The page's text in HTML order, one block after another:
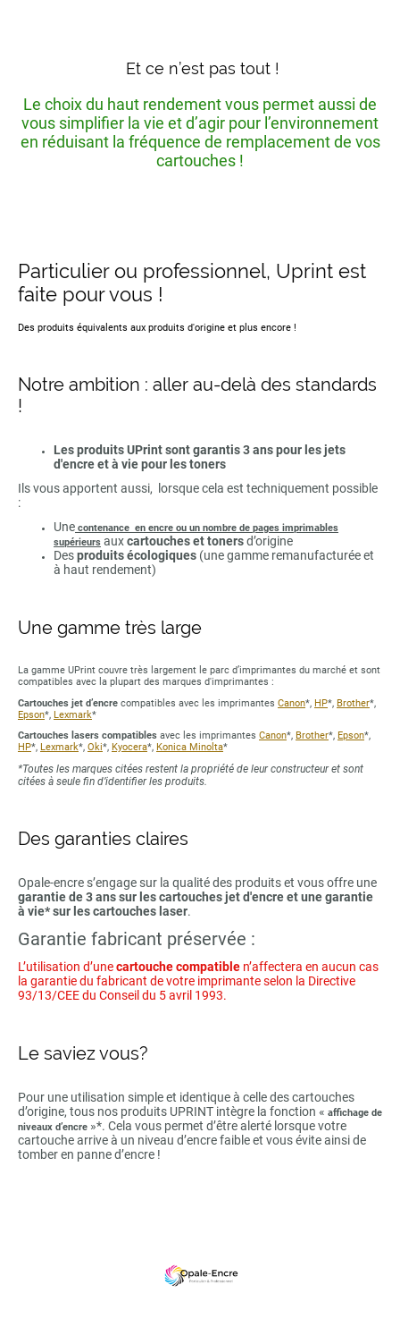
Et ce n’est pas tout !
Le choix du haut rendement vous permet aussi de
vous simplifier la vie et d’agir pour l’environnement
en réduisant la fréquence de remplacement de vos
cartouches !
Particulier ou professionnel, Uprint est
faite pour vous !
Des produits équivalents aux produits d'origine et plus encore !
Notre ambition : aller au-delà des standards
!
Les produits UPrint sont garantis 3 ans pour les jets
d'encre et à vie pour les toners
Ils vous apportent aussi, lorsque cela est techniquement possible
:
Une contenance en encre ou un nombre de pages imprimables
supérieurs auxcartouches et tonersd’origine
Desproduits écologiques (une gamme remanufacturée et
à haut rendement)
Une gamme très large
La gamme UPrint couvre très largement le parc d’imprimantes du marché et sont
compatibles avec la plupart des marques d'imprimantes :
Cartouches jet d’encre compatibles avec les imprimantes Canon*, HP*, Brother*,
Epson*, Lexmark*
Cartouches lasers compatibles avec les imprimantes Canon*, Brother*, Epson*,
HP*, Lexmark*, Oki*, Kyocera*, Konica Minolta*
*Toutes les marques citées restent la propriété de leur constructeur et sont
citées à seule fin d’identifier les produits.
Des garanties claires
Opale-encre s’engage sur la qualité des produits et vous offre une
garantie de 3 ans sur les cartouches jet d'encre et une garantie
à vie* sur les cartouches laser.
Garantie fabricant préservée :
L’utilisation d’unecartouche compatible n’affectera en aucun cas
la garantie du fabricant de votre imprimante selon la Directive
93/13/CEE du Conseil du 5 avril 1993.
Le saviez vous?
Pour une utilisation simple et identique à celle des cartouches
d’origine, tous nos produits UPRINT intègre la fonction « affichage de
niveaux d’encre »*. Cela vous permet d’être alerté lorsque votre
cartouche arrive à un niveau d’encre faible et vous évite ainsi de
tomber en panne d’encre !